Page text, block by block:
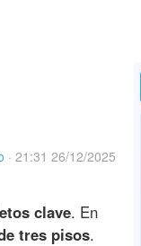
· 21:31 26/12/2025
clave. En
tres pisos.